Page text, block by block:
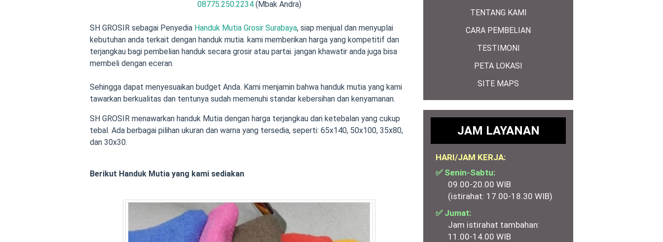
08775.250.2234(Mbak Andra)
SH GROSIR sebagai Penyedia Handuk Mutia Grosir Surabaya, siap menjual dan menyuplai
kebutuhan anda terkait dengan handuk mutia. kami memberikan harga yang kompetitif dan
terjangkau bagi pembelian handuk secara grosir atau partai. jangan khawatir anda juga bisa
membeli dengan eceran.
Sehingga dapat menyesuaikan budget Anda. Kami menjamin bahwa handuk mutia yang kami
tawarkan berkualitas dan tentunya sudah memenuhi standar kebersihan dan kenyamanan.
SH GROSIR menawarkan handuk Mutia dengan harga terjangkau dan ketebalan yang cukup
tebal. Ada berbagai pilihan ukuran dan warna yang tersedia, seperti: 65x140, 50x100, 35x80,
dan 30x30.
Berikut Handuk Mutia yang kami sediakan
TENTANG KAMI
CARA PEMBELIAN
TESTIMONI
PETA LOKASI
SITE MAPS
JAM LAYANAN
HARI/JAM KERJA:
✅ Senin-Sabtu:
09.00-20.00 WIB
(istirahat: 17.00-18.30 WIB)
✅ Jumat:
Jam istirahat tambahan:
11.00-14.00 WIB